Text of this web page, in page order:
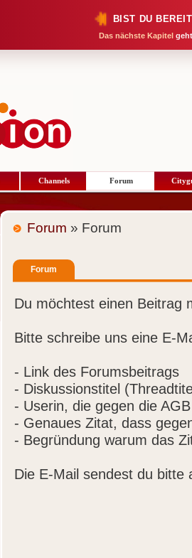
BIST DU
Das nächste Kapitel
Channels Forum
Forum » Forum
Forum
Du möchtest einen Beitrag
Bitte schreibe uns eine E-
- Link des Forumsbeitrags
- Diskussionstitel
- Userin, die gegen die
- Genaues Zitat, dass
- Begründung warum das
Die E-Mail sendest du bitte